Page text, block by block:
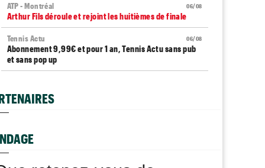
06/08
ATP - Montréal
Arthur Fils déroule et rejoint les huitièmes de finale
06/08
Tennis Actu
Abonnement 9,99€ et pour 1 an, Tennis Actu sans pub
et sans pop up
combat
Daniil Medvedev : "Un match catastrophique, un
désastre"